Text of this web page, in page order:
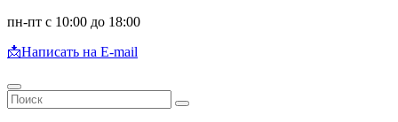
пн-пт с 10:00 до 18:00
📩Написать на E-mail